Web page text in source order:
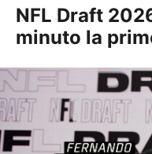
NFL Draft
minuto la